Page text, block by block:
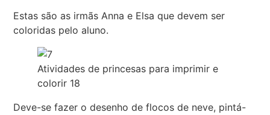
Estas são as irmãs Anna e Elsa que devem ser
coloridas pelo aluno.
Atividades de princesas para imprimir e
colorir 18
Deve-se fazer o desenho de flocos de neve, pintá-